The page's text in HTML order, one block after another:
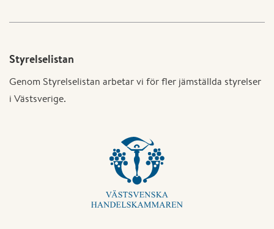
Styrelselistan
Genom Styrelselistan arbetar vi för fler jämställda styrelser
i Västsverige.